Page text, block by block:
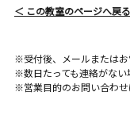
＜ この教室のページへ戻る
※受付後、メールまたはお
※数日たっても連絡がない
※営業目的のお問い合わせ